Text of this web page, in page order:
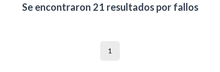
Se encontraron 21 resultados por fallos
1